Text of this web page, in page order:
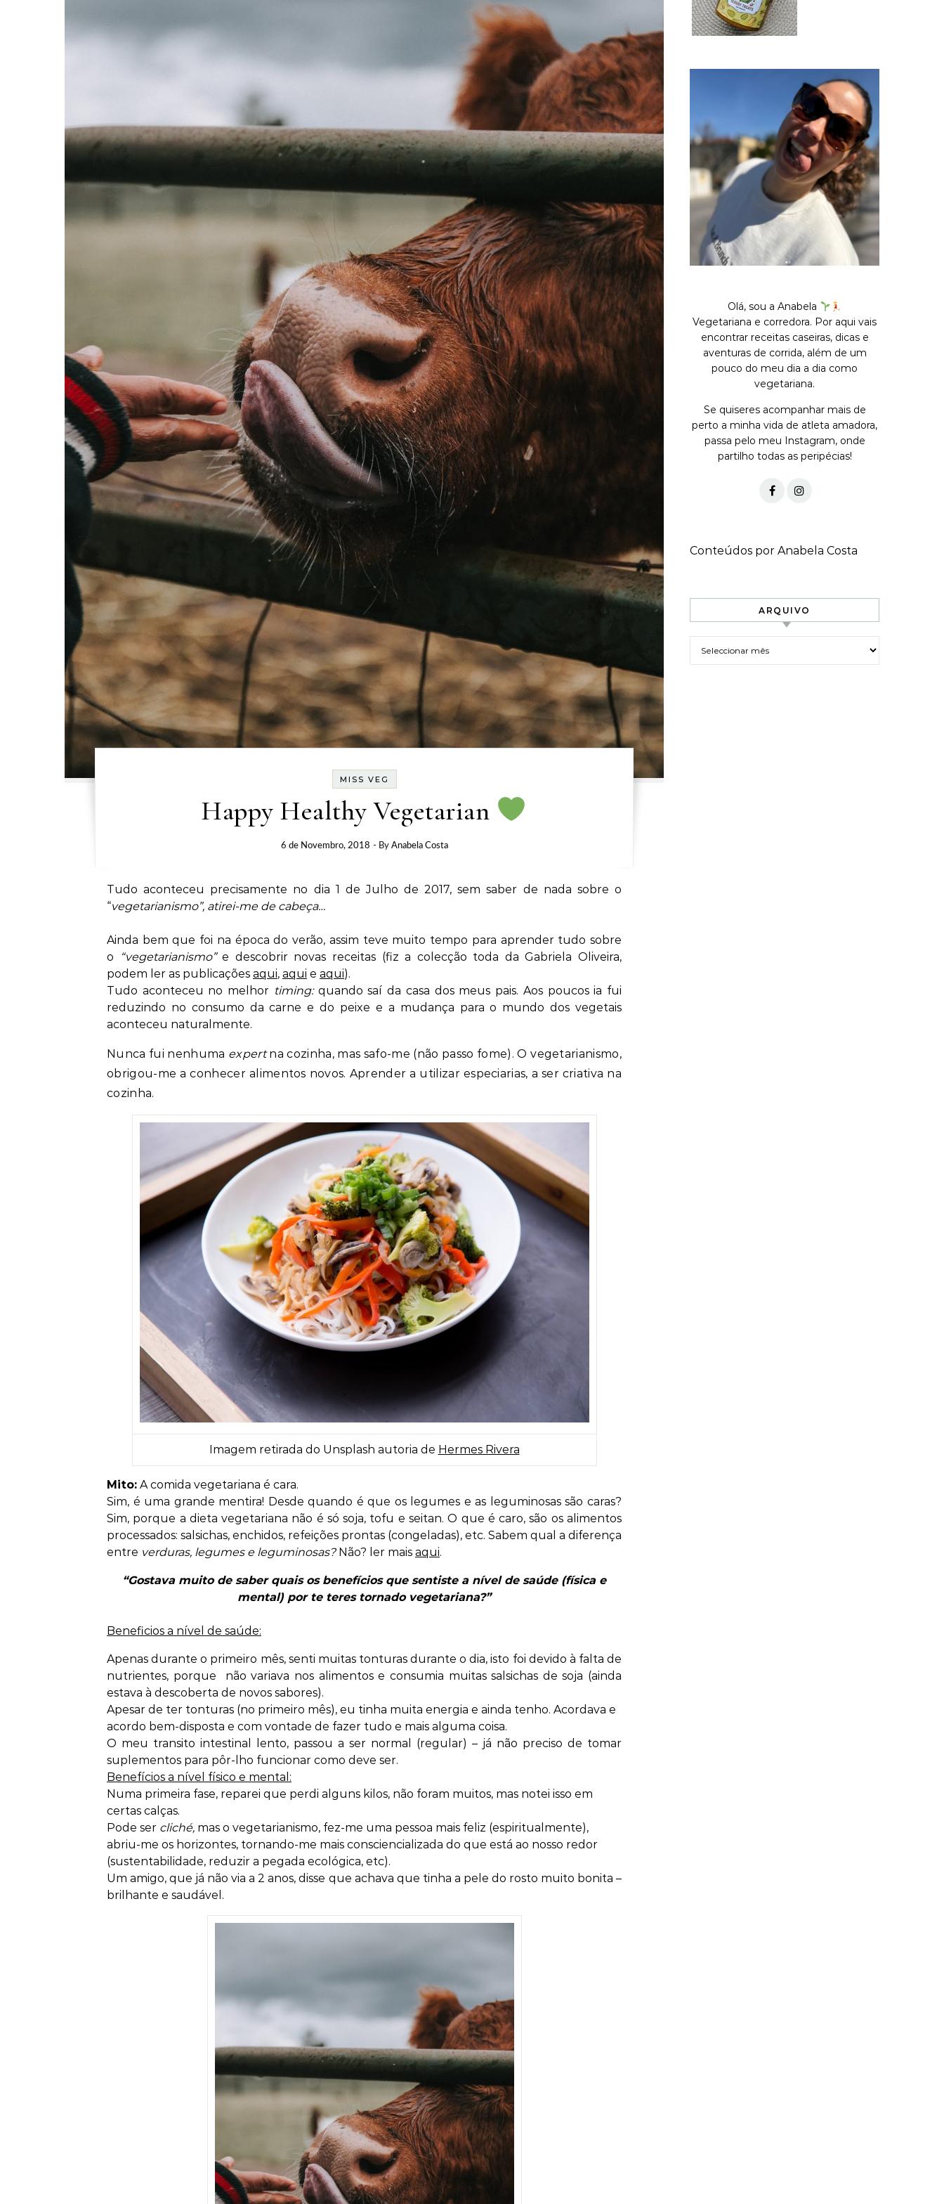
MISS VEG
Happy Healthy Vegetarian
6 de Novembro, 2018 - By Anabela Costa
Tudo aconteceu precisamente no dia 1 de Julho de 2017, sem saber de nada sobre o
“vegetarianismo”, atirei-me de cabeça…
Ainda bem que foi na época do verão, assim teve muito tempo para aprender tudo sobre
o
“vegetarianismo”e descobrir novas receitas (fiz a colecção toda da Gabriela Oliveira,
podem ler as publicações aqui, aqui e aqui).
Tudo aconteceu no melhor timing: quando saí da casa dos meus pais. Aos poucos ia fui
reduzindo no consumo da carne e do peixe e a mudança para o mundo dos vegetais
aconteceu naturalmente.
Nunca fui nenhuma expertna cozinha, mas safo-me (não passo fome). O vegetarianismo,
obrigou-me a conhecer alimentos novos. Aprender a utilizar especiarias, a ser criativa na
cozinha.
Imagem retirada do Unsplash autoria de Hermes Rivera
Mito: A comida vegetariana é cara.
Sim, é uma grande mentira! Desde quando é que os legumes e as leguminosas são caras?
Sim, porque a dieta vegetariana não é só soja, tofu e seitan. O que é caro, são os alimentos
processados: salsichas, enchidos, refeições prontas (congeladas), etc. Sabem qual a diferença
entre verduras, legumes e leguminosas?Não? ler mais aqui.
“Gostava muito de saber quais os benefícios que sentiste a nível de saúde (física e
mental) por te teres tornado vegetariana?”
Beneficios a nível de saúde:
Apenas durante o primeiro mês, senti muitas tonturas durante o dia, isto foi devido à falta de
nutrientes, porque
não variava nos alimentos e consumia muitassalsichas de soja (ainda
estava à descoberta de novos sabores).
Apesar de ter tonturas (no primeiro mês), eu tinha muita energia e ainda tenho. Acordava e
acordo bem-disposta e com vontade de fazer tudo e mais alguma coisa.
O meu transito intestinal lento, passou a ser normal (regular) – já não preciso de tomar
suplementos para pôr-lho funcionar como deve ser.
Benefícios a nível físico e mental:
Numa primeira fase, reparei que perdi alguns kilos, não foram muitos, mas notei isso em
certas calças.
Pode ser cliché, mas o vegetarianismo, fez-me uma pessoa mais feliz (espiritualmente),
abriu-me os horizontes, tornando-me mais consciencializada do que está ao nosso redor
(sustentabilidade, reduzir a pegada ecológica, etc).
Um amigo, que já não via a 2 anos, disse que achava que tinha a pele do rosto muito bonita –
brilhante e saudável.
Olá, sou a Anabela
Vegetariana e corredora. Por aqui vais
encontrar receitas caseiras, dicas e
aventuras de corrida, além de um
pouco do meu dia a dia como
vegetariana.
Se quiseres acompanhar mais de
perto a minha vida de atleta amadora,
passa pelo meu Instagram, onde
partilho todas as peripécias!
Conteúdos por Anabela Costa
ARQUIVO